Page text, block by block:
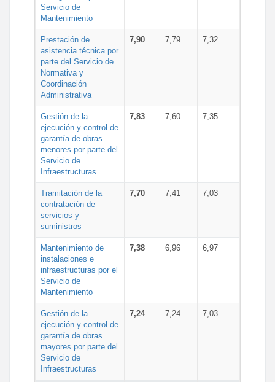
Servicio de
Mantenimiento
Prestación de
asistencia técnica por
parte del Servicio de
Normativa y
Coordinación
Administrativa
7,90 7,79 7,32
Gestión de la
ejecución y control de
garantía de obras
menores por parte del
Servicio de
Infraestructuras
7,83 7,60 7,35
Tramitación de la
contratación de
servicios y
suministros
7,70 7,41 7,03
Mantenimiento de
instalaciones e
infraestructuras por el
Servicio de
Mantenimiento
7,38 6,96 6,97
Gestión de la
ejecución y control de
garantía de obras
mayores por parte del
Servicio de
Infraestructuras
7,24 7,24 7,03